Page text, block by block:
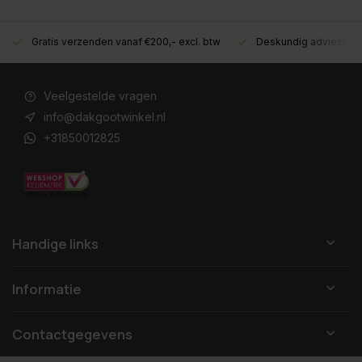
Gratis verzenden vanaf €200,- excl. btw Deskundig advies!
Veelgestelde vragen
info@dakgootwinkel.nl
+31850012825
Handige links
Informatie
Contactgegevens